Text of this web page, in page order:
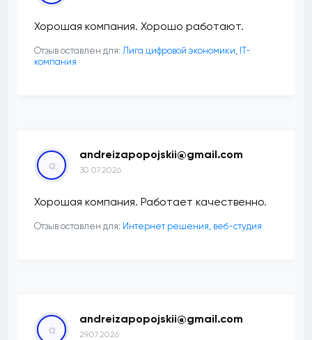
Хорошая компания. Хорошо работают.
Отзыв оставлен для: Лига цифровой экономики, IT-
компания
a
andreizapopojskii@gmail.com
30.07.2026
Хорошая компания. Работает качественно.
Отзыв оставлен для: Интернет решения, веб-студия
a
andreizapopojskii@gmail.com
29.07.2026